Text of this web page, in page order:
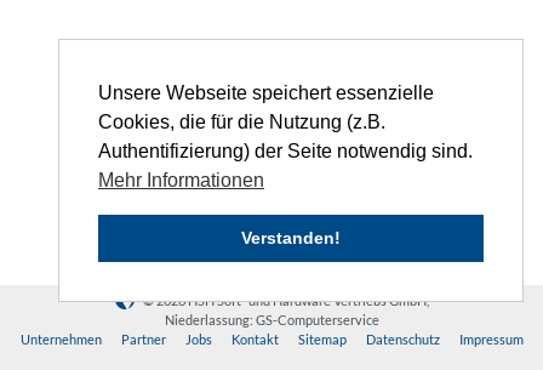
Unsere Webseite speichert essenzielle
Cookies, die für die Nutzung (z.B.
Authentifizierung) der Seite notwendig sind.
Mehr Informationen
Verstanden!
© 2026 HSH Soft- und Hardware Vertriebs GmbH,
Niederlassung: GS-Computerservice
Unternehmen
Partner Jobs Kontakt Sitemap Datenschutz Impressum